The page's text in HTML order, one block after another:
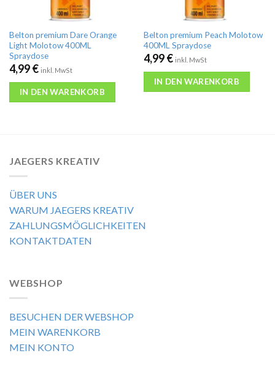
Belton premium Dare Orange
Light Molotow 400ML
Spraydose
4,99€ inkl. MwSt
IN DEN WARENKORB
Belton premium Peach Molotow
400ML Spraydose
4,99€ inkl. MwSt
IN DEN WARENKORB
JAEGERS KREATIV
ÜBER UNS
WARUM JAEGERS KREATIV
ZAHLUNGSMÖGLICHKEITEN
KONTAKTDATEN
WEBSHOP
BESUCHEN DER WEBSHOP
MEIN WARENKORB
MEIN KONTO